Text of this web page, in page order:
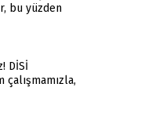
bu yüzden
DİSİ